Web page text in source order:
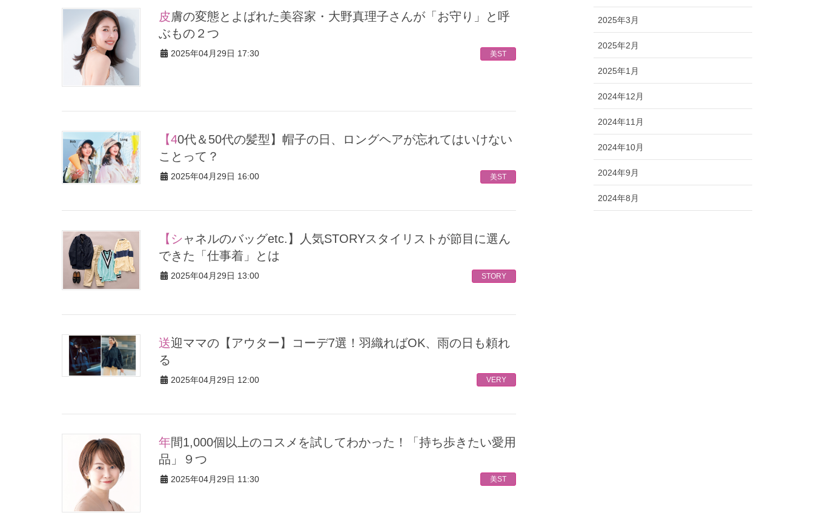
皮膚の変態とよばれた美容家・大野真理子さんが「お守り」と呼
ぶもの２つ
2025年04月29日 17:30 美ST
【40代＆50代の髪型】帽子の日、ロングヘアが忘れてはいけない
ことって？
2025年04月29日 16:00 美ST
【シャネルのバッグetc.】人気STORYスタイリストが節目に選ん
できた「仕事着」とは
2025年04月29日 13:00 STORY
送迎ママの【アウター】コーデ7選！羽織ればOK、雨の日も頼れ
る
2025年04月29日 12:00 VERY
年間1,000個以上のコスメを試してわかった！「持ち歩きたい愛用
品」９つ
2025年04月29日 11:30 美ST
2025年3月
2025年2月
2025年1月
2024年12月
2024年11月
2024年10月
2024年9月
2024年8月